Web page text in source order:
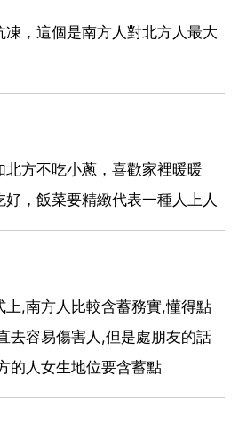
，這個是南方人對北方人最大
方不吃小蔥，喜歡家裡暖暖
，飯菜要精緻代表一種人上人
,南方人比較含蓄務實,懂得點
去容易傷害人,但是處朋友的話
的人女生地位要含蓄點